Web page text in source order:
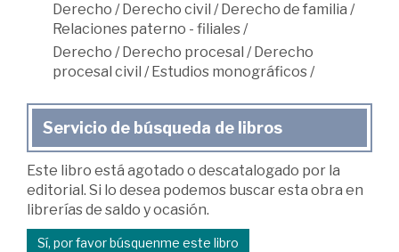
Derecho /Derecho civil /Derecho de familia /
Relaciones paterno - filiales/
Derecho /Derecho procesal /Derecho
procesal civil /Estudios monográficos/
Servicio de búsqueda de libros
Este libro está agotado o descatalogado por la
editorial. Si lo desea podemos buscar esta obra en
librerías de saldo y ocasión.
Sí, por favor búsquenme este libro